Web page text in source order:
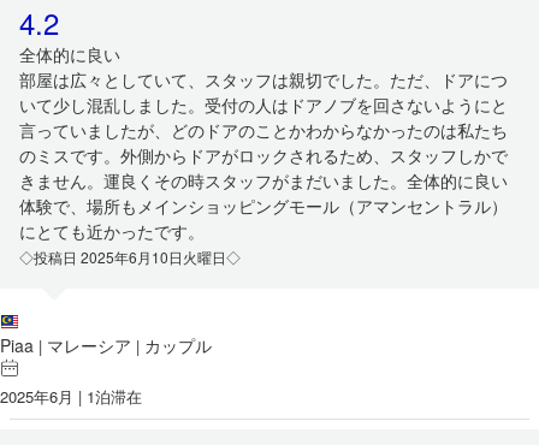
4.2
全体的に良い
部屋は広々としていて、スタッフは親切でした。ただ、ドアにつ
いて少し混乱しました。受付の人はドアノブを回さないようにと
言っていましたが、どのドアのことかわからなかったのは私たち
のミスです。外側からドアがロックされるため、スタッフしかで
きません。運良くその時スタッフがまだいました。全体的に良い
体験で、場所もメインショッピングモール（アマンセントラル）
にとても近かったです。
◇投稿日 2025年6月10日火曜日◇
Piaa | マレーシア | カップル
2025年6月 | 1泊滞在